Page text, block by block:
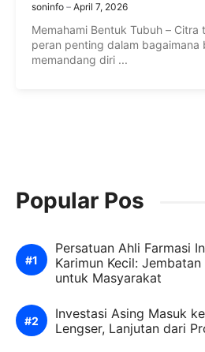
soninfo April 7, 2026
Memahami Bentuk Tubuh – Citra
peran penting dalam bagaimana
memandang diri ...
Popular Pos
Persatuan Ahli Farmasi
Karimun Kecil:
untuk Masyarakat
Investasi Asing Masuk
Lengser, Lanjutan dari